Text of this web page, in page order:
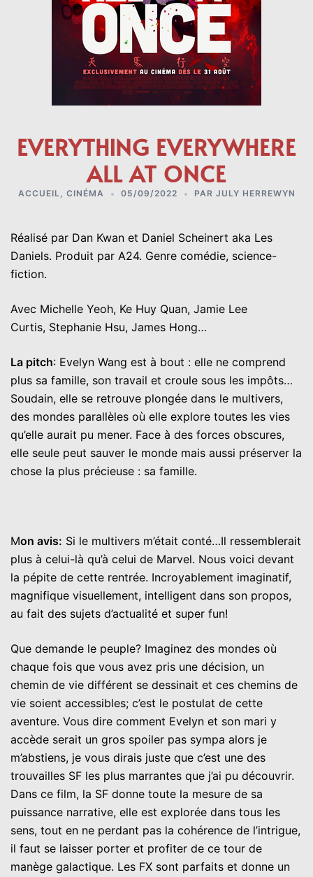
EVERYTHING EVERYWHERE
ALL AT ONCE
ACCUEIL, CINÉMA 05/09/2022 PAR JULY HERREWYN
Réalisé par Dan Kwan et Daniel Scheinert aka Les
Daniels. Produit par A24. Genre comédie, science-
fiction.
Avec Michelle Yeoh, Ke Huy Quan, Jamie Lee
Curtis, Stephanie Hsu, James Hong…
La pitch: Evelyn Wang est à bout : elle ne comprend
plus sa famille, son travail et croule sous les impôts…
Soudain, elle se retrouve plongée dans le multivers,
des mondes parallèles où elle explore toutes les vies
qu’elle aurait pu mener. Face à des forces obscures,
elle seule peut sauver le monde mais aussi préserver la
chose la plus précieuse : sa famille.
Mon avis: Si le multivers m’était conté…Il ressemblerait
plus à celui-là qu’à celui de Marvel. Nous voici devant
la pépite de cette rentrée. Incroyablement imaginatif,
magnifique visuellement, intelligent dans son propos,
au fait des sujets d’actualité et super fun!
Que demande le peuple? Imaginez des mondes où
chaque fois que vous avez pris une décision, un
chemin de vie différent se dessinait et ces chemins de
vie soient accessibles; c’est le postulat de cette
aventure. Vous dire comment Evelyn et son mari y
accède serait un gros spoiler pas sympa alors je
m’abstiens, je vous dirais juste que c’est une des
trouvailles SF les plus marrantes que j’ai pu découvrir.
Dans ce film, la SF donne toute la mesure de sa
puissance narrative, elle est explorée dans tous les
sens, tout en ne perdant pas la cohérence de l’intrigue,
il faut se laisser porter et profiter de ce tour de
manège galactique. Les FX sont parfaits et donne un